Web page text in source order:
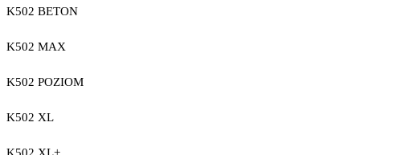
K502 BETON
K502 MAX
K502 POZIOM
K502 XL